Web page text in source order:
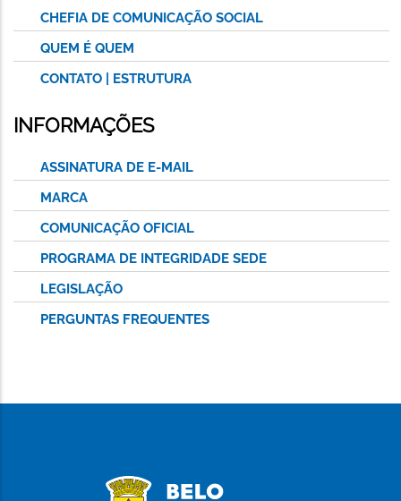
CHEFIA DE COMUNICAÇÃO SOCIAL
QUEM É QUEM
CONTATO | ESTRUTURA
INFORMAÇÕES
ASSINATURA DE E-MAIL
MARCA
COMUNICAÇÃO OFICIAL
PROGRAMA DE INTEGRIDADE SEDE
LEGISLAÇÃO
PERGUNTAS FREQUENTES